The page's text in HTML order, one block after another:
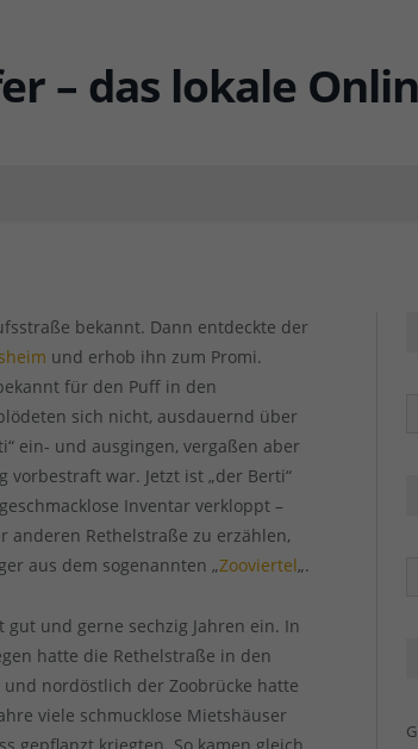
der Rethelstraße –
bekannt. Dann entdeckte der
und erhob ihn zum Promi.
für den Puff in den
sich nicht, ausdauernd über
ein- und ausgingen, vergaßen aber
war. Jetzt ist „der Berti“
Inventar verkloppt –
anderen Rethelstraße zu erzählen,
aus dem sogenannten „Zooviertel„.
und gerne sechzig Jahren ein. In
hatte die Rethelstraße in den
und nordöstlich der Zoobrücke hatte
viele schmucklose Mietshäuser